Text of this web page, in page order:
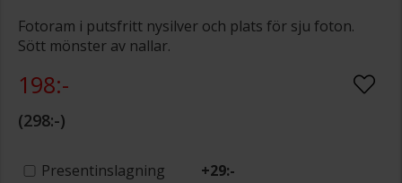
Fotoram i putsfritt nysilver och plats för sju foton.
Sött mönster av nallar.
198:-
298:-
Presentinslagning +29:-